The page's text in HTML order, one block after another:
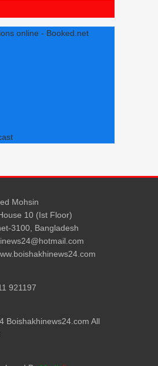
Mohsin
10 (Ist Floor)
3100, Bangladesh
921197
Boishakhinews24.com All